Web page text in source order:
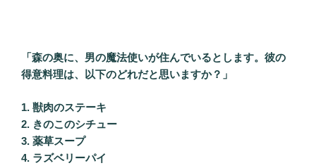
「森の奥に、男の魔法使いが住んでいるとします。彼の
得意料理は、以下のどれだと思いますか？」
1. 獣肉のステーキ
2. きのこのシチュー
3. 薬草スープ
4. ラズベリーパイ